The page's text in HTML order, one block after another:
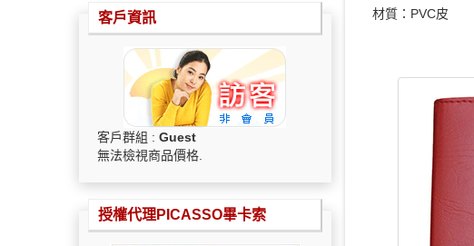
客戶資訊
客戶群組 : Guest
無法檢視商品價格.
授權代理PICASSO畢卡索
材質：PVC皮